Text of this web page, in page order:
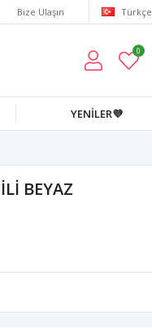
Bize Ulaşın Türkçe
0
YENİLER💜
BEYAZ